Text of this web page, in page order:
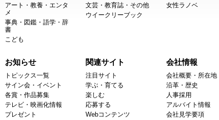
アート・教養・エンタ
メ
事典・図鑑・語学・辞
書
こども
文芸・教育誌・その他
ウイークリーブック
女性ラノベ
お知らせ
トピックス一覧
サイン会・イベント
各賞・作品募集
テレビ・映画化情報
プレゼント
関連サイト
注目サイト
学ぶ・育てる
楽しむ
応募する
Webコンテンツ
会社情報
会社概要・所在地
沿革・歴史
人事採用
アルバイト情報
会社見学要項